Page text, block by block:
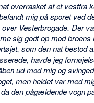
overrasket af et vestfra
mig på sporet ved
Vesterbrogade. Der
sig godt op mod
som den nat bestod
havde jeg
ud mod mig og
men heldet var med
den pågældende vogn